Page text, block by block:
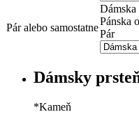
Pár alebo samostatne
Pánska
Pár
Dámsky
*Kameň